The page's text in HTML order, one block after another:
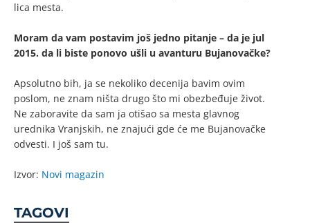
lica mesta.
Moram da vam postavim još jedno pitanje – da je jul
2015. da li biste ponovo ušli u avanturu Bujanovačke?
Apsolutno bih, ja se nekoliko decenija bavim ovim
poslom, ne znam ništa drugo što mi obezbeđuje život.
Ne zaboravite da sam ja otišao sa mesta glavnog
urednika Vranjskih, ne znajući gde će me Bujanovačke
odvesti. I još sam tu.
Izvor: Novi magazin
TAGOVI